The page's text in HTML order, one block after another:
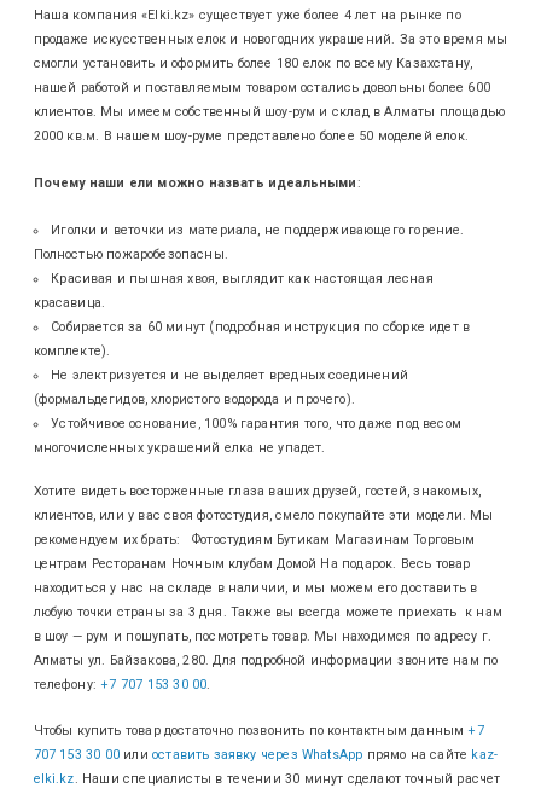
Наша компания «Elki.kz» существует уже более 4 лет на рынке по
продаже искусственных елок и новогодних украшений. За это время мы
смогли установить и оформить более 180 елок по всему Казахстану,
нашей работой и поставляемым товаром остались довольны более 600
клиентов. Мы имеем собственный шоу-рум и склад в Алматы площадью
2000 кв.м. В нашем шоу-руме представлено более 50 моделей елок.
Почему наши ели можно назвать идеальными:
Иголки и веточки из материала, не поддерживающего горение.
Полностью пожаробезопасны.
Красивая и пышная хвоя, выглядит как настоящая лесная
красавица.
Собирается за 60 минут (подробная инструкция по сборке идет в
комплекте).
Не электризуется и не выделяет вредных соединений
(формальдегидов, хлористого водорода и прочего).
Устойчивое основание, 100% гарантия того, что даже под весом
многочисленных украшений елка не упадет.
Хотите видеть восторженные глаза ваших друзей, гостей, знакомых,
клиентов, или у вас своя фотостудия, смело покупайте эти модели. Мы
рекомендуем их брать: Фотостудиям Бутикам Магазинам Торговым
центрам Ресторанам Ночным клубам Домой На подарок. Весь товар
находиться у нас на складе в наличии, и мы можем его доставить в
любую точки страны за 3 дня. Также вы всегда можете приехать к нам
в шоу — рум и пошупать, посмотреть товар. Мы находимся по адресу г.
Алматы ул. Байзакова, 280. Для подробной информации звоните нам по
телефону: +7 707 153 30 00
Чтобы купить товар достаточно позвонить по контактным данным +7
707 153 30 00илиоставить заявку через WhatsApp прямо на сайте kaz-
elki.kz. Наши специалисты в течении 30 минут сделают точный расчет